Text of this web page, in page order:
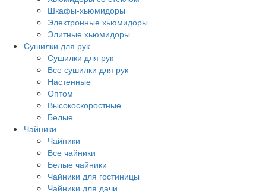
Шкафы-хьюмидоры
Электронные хьюмидоры
Элитные хьюмидоры
Сушилки для рук
Сушилки для рук
Все сушилки для рук
Настенные
Оптом
Высокоскоростные
Белые
Чайники
Чайники
Все чайники
Белые чайники
Чайники для гостиницы
Чайники для дачи